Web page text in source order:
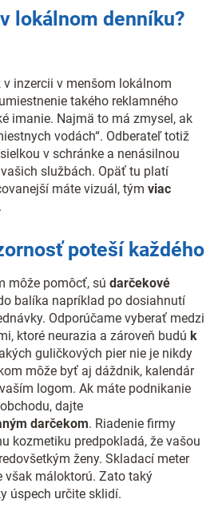
lokálnom denníku?
inzercii v menšom lokálnom
takého reklamného
imanie. Najmä to má zmysel, ak
vodách“. Odberateľ totiž
v schránke a nenásilnou
službách. Opäť tu platí
máte vizuál, tým viac
.
poteší každého
môže pomôcť, sú darčekové
balíka napríklad po dosiahnutí
Odporúčame vyberať medzi
ktoré neurazia a zároveň budú k
guličkových pier nie je nikdy
môže byť aj dáždnik, kalendár
logom. Ak máte podnikanie
dajte
darčekom. Riadenie firmy
kozmetiku predpokladá, že vašou
ženy. Skladací meter
však máloktorú. Zato taký
úspech určite sklidí.